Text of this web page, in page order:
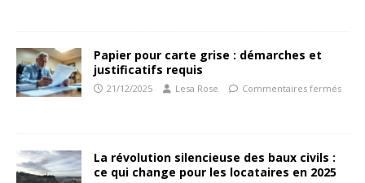
Papier pour carte grise : démarches et
justificatifs requis
21/12/2025 Lesa Rose Commentaires fermés
La révolution silencieuse des baux civils :
ce qui change pour les locataires en 2025